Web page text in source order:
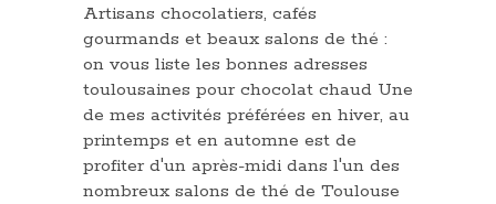
Artisans chocolatiers, cafés
gourmands et beaux salons de thé :
on vous liste les bonnes adresses
toulousaines pour chocolat chaud Une
de mes activités préférées en hiver, au
printemps et en automne est de
profiter d'un après-midi dans l'un des
nombreux salons de thé de Toulouse